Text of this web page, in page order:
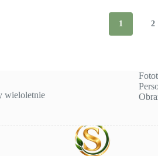
1 2
wieloletnie